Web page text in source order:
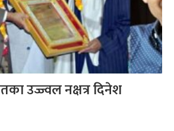
उज्ज्वल नक्षत्र दिनेश